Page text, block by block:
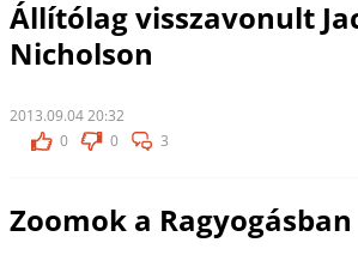
Állítólag visszavonult
Nicholson
2013.09.04 20:32
0
0 3
Zoomok a Ragyogásban